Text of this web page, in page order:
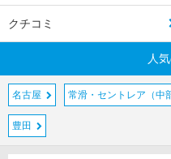
クチコミ
人
名古屋 常滑・セントレア（中
豊田